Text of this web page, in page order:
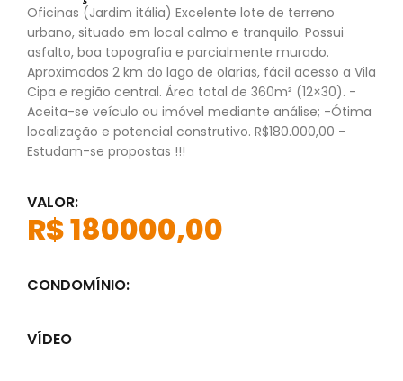
Oficinas (Jardim itália) Excelente lote de terreno
urbano, situado em local calmo e tranquilo. Possui
asfalto, boa topografia e parcialmente murado.
Aproximados 2 km do lago de olarias, fácil acesso a Vila
Cipa e região central. Área total de 360m² (12×30). -
Aceita-se veículo ou imóvel mediante análise; -Ótima
localização e potencial construtivo. R$180.000,00 –
Estudam-se propostas !!!
VALOR:
R$ 180000,00
CONDOMÍNIO:
VÍDEO